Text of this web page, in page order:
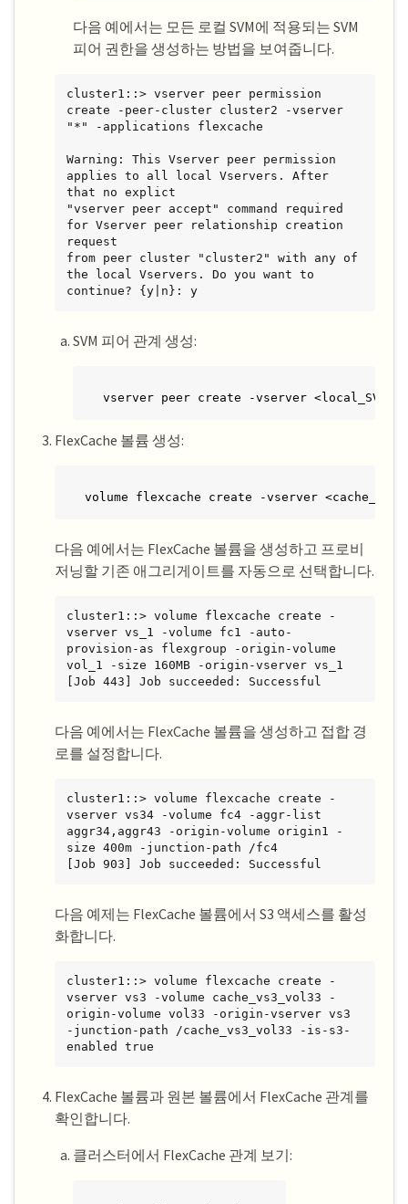
다음 예에서는 모든 로컬 SVM에 적용되는 SVM
피어 권한을 생성하는 방법을 보여줍니다.
cluster1::> vserver peer permission
create -peer-cluster cluster2 -vserver
"*" -applications flexcache
Warning: This Vserver peer permission
applies to all local Vservers. After
that no explict
"vserver peer accept" command required
for Vserver peer relationship creation
request
from peer cluster "cluster2" with any of
the local Vservers. Do you want to
continue? {y|n}: y
SVM 피어 관계 생성:
vserver peer create -vserver <local_SVM>
FlexCache 볼륨 생성:
volume flexcache create -vserver
다음 예에서는 FlexCache 볼륨을 생성하고 프로비
저닝할 기존 애그리게이트를 자동으로 선택합니다.
cluster1::> volume flexcache create -
vserver vs_1 -volume fc1 -auto-
provision-as flexgroup -origin-volume
vol_1 -size 160MB -origin-vserver vs_1
[Job 443] Job succeeded: Successful
다음 예에서는 FlexCache 볼륨을 생성하고 접합 경
로를 설정합니다.
cluster1::> volume flexcache create -
vserver vs34 -volume fc4 -aggr-list
aggr34,aggr43 -origin-volume origin1 -
size 400m -junction-path /fc4
[Job 903] Job succeeded: Successful
다음 예제는 FlexCache 볼륨에서 S3 액세스를 활성
화합니다.
cluster1::> volume flexcache create -
vserver vs3 -volume cache_vs3_vol33 -
origin-volume vol33 -origin-vserver vs3
-junction-path /cache_vs3_vol33 -is-s3-
enabled true
FlexCache 볼륨과 원본 볼륨에서 FlexCache 관계를
확인합니다.
클러스터에서 FlexCache 관계 보기: